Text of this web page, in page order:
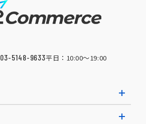
03-5148-9633平日：10:00〜19:00